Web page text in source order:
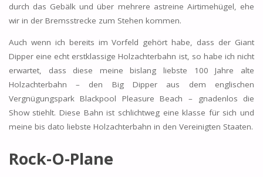
durch das Gebälk und über mehrere astreine Airtimehügel, ehe
wir in der Bremsstrecke zum Stehen kommen.
Auch wenn ich bereits im Vorfeld gehört habe, dass der Giant
Dipper eine echt erstklassige Holzachterbahn ist, so habe ich nicht
erwartet, dass diese meine bislang liebste 100 Jahre alte
Holzachterbahn – den Big Dipper aus dem englischen
Vergnügungspark Blackpool Pleasure Beach – gnadenlos die
Show stiehlt. Diese Bahn ist schlichtweg eine klasse für sich und
meine bis dato liebste Holzachterbahn in den Vereinigten Staaten.
Rock-O-Plane